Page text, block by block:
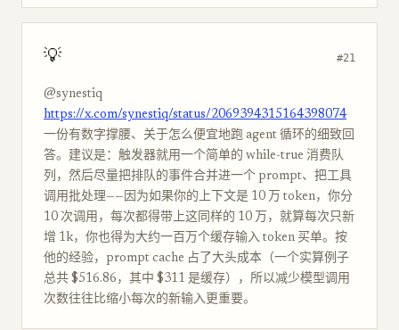
💡 #21
@synestiq
https://x.com/synestiq/status/2069394315164398074
一份有数字撑腰、关于怎么便宜地跑 agent 循环的细致回
答。建议是：触发器就用一个简单的 while-true 消费队
列，然后尽量把排队的事件合并进一个 prompt、把工具
调用批处理——因为如果你的上下文是 10 万 token，你分
10 次调用，每次都得带上这同样的 10 万，就算每次只新
增 1k，你也得为大约一百万个缓存输入 token 买单。按
他的经验，prompt cache 占了大头成本（一个实算例子
总共 $516.86，其中 $311 是缓存），所以减少模型调用
次数往往比缩小每次的新输入更重要。